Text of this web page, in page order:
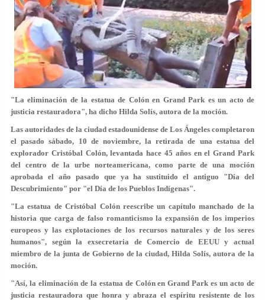
"La eliminación de la estatua de Colón en Grand Park es un acto de
justicia restauradora", ha dicho Hilda Solís, autora de la moción.
Las autoridades de la ciudad estadounidense de Los Ángeles completaron
el pasado sábado, 10 de noviembre, la retirada de una estatua del
explorador Cristóbal Colón, levantada hace 45 años en el Grand Park
del centro de la urbe norteamericana, como parte de una moción
aprobada el año pasado que ya ha sustituido el antiguo "Día del
Descubrimiento" por "el Día de los Pueblos Indígenas".
"La estatua de Cristóbal Colón reescribe un capítulo manchado de la
historia que carga de falso romanticismo la expansión de los imperios
europeos y las explotaciones de los recursos naturales y de los seres
humanos", según la exsecretaria de Comercio de EEUU y actual
miembro de la junta de Gobierno de la ciudad, Hilda Solís, autora de la
moción.
"Así, la eliminación de la estatua de Colón en Grand Park es un acto de
justicia restauradora que honra y abraza el espíritu resistente de los